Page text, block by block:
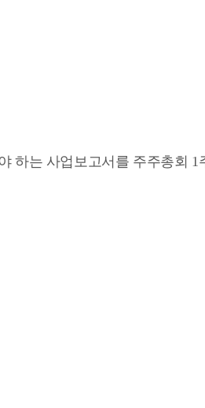
하는 사업보고서를 주주총회